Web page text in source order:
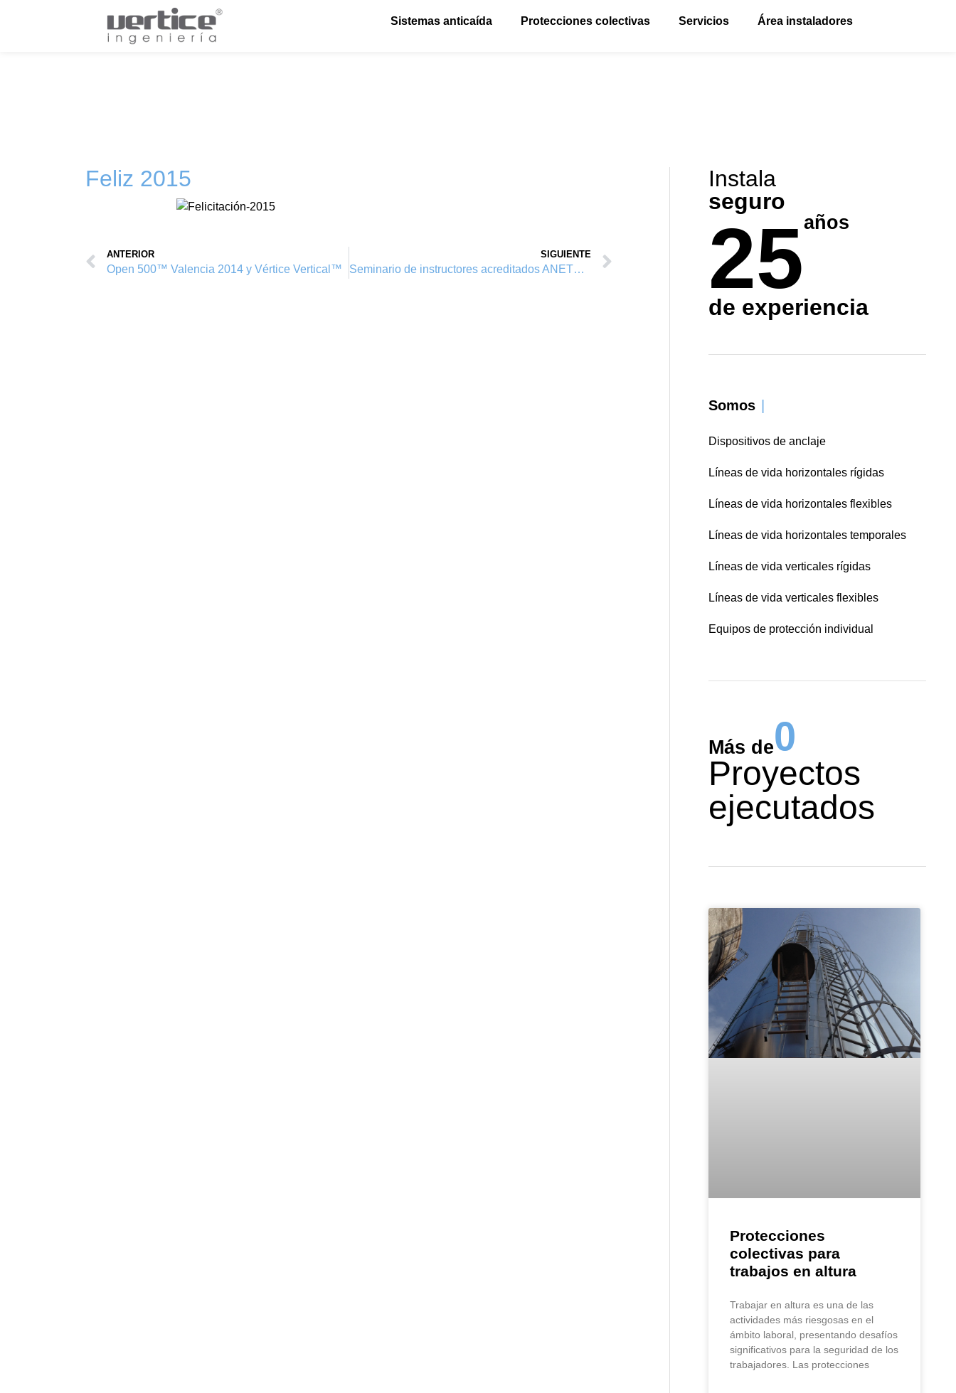
Sistemas anticaída Protecciones colectivas Servicios Área instaladores
Feliz 2015
ANTERIOR
Open 500™ Valencia 2014 y Vértice Vertical™
SIGUIENTE
Seminario de instructores acreditados ANETVA 2015
Instala
seguro
25años
de experiencia
Somos
Dispositivos de anclaje
Líneas de vida horizontales rígidas
Líneas de vida horizontales flexibles
Líneas de vida horizontales temporales
Líneas de vida verticales rígidas
Líneas de vida verticales flexibles
Equipos de protección individual
Más de0
Proyectos
ejecutados
Protecciones
colectivas para
trabajos en altura
Trabajar en altura es una de las
actividades más riesgosas en el
ámbito laboral, presentando desafíos
significativos para la seguridad de los
trabajadores. Las protecciones